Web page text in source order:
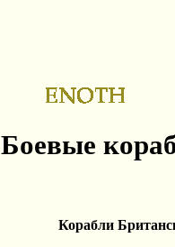
Боевые
Корабли